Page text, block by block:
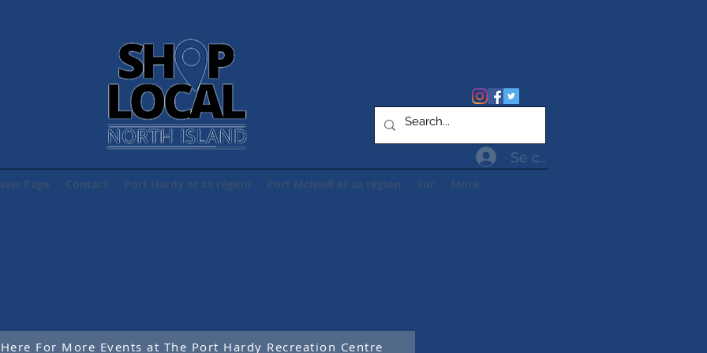
Se connecter
New Page Contact Port Hardy et sa région Port McNeill et sa région Sur More
For More Events at The Port Hardy Recreation Centre